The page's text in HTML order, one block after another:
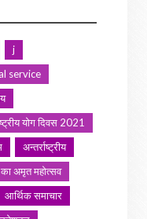
j
service
योग दिवस 2021
अन्तर्राष्ट्रीय
अमृत महोत्सव
आर्थिक समाचार